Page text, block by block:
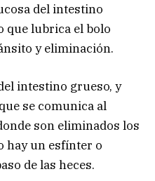
del intestino
que lubrica el bolo
y eliminación.
intestino grueso, y
se comunica al
son eliminados los
hay un esfínter o
de las heces.